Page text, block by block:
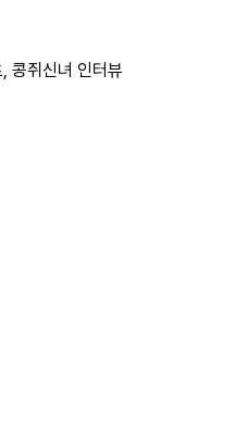
콩쥐신녀 인터뷰